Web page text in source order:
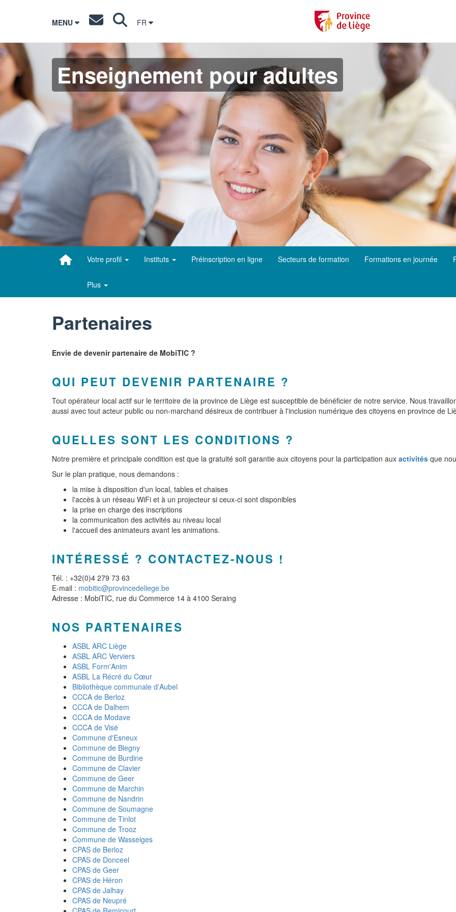
MENU FR
Enseignement pour adultes
Votre profil Instituts Préinscription en ligne Secteurs de formation Formations en journée
Plus
Partenaires
Envie de devenir partenaire de MobiTIC ?
QUI PEUT DEVENIR PARTENAIRE ?
Tout opérateur local actif sur le territoire de la province de Liège est susceptible de bénéficier de notre service. Nous
aussi avec tout acteur public ou non-marchand désireux de contribuer à l'inclusion numérique des citoyens en province de
QUELLES SONT LES CONDITIONS ?
Notre première et principale condition est que la gratuité soit garantie aux citoyens pour la participation aux activités que
Sur le plan pratique, nous demandons :
la mise à disposition d'un local, tables et chaises
l'accès à un réseau WiFi et à un projecteur si ceux-ci sont disponibles
la prise en charge des inscriptions
la communication des activités au niveau local
l'accueil des animateurs avant les animations.
INTÉRESSÉ ? CONTACTEZ-NOUS !
Tél. : +32(0)4 279 73 63
E-mail : mobitic@provincedeliege.be
Adresse : MobiTIC, rue du Commerce 14 à 4100 Seraing
NOS PARTENAIRES
ASBL ARC Liège
ASBL ARC Verviers
ASBL Form'Anim
ASBL La Récré du Cœur
Bibliothèque communale d'Aubel
CCCA de Berloz
CCCA de Dalhem
CCCA de Modave
CCCA de Visé
Commune d'Esneux
Commune de Blegny
Commune de Burdine
Commune de Clavier
Commune de Geer
Commune de Marchin
Commune de Nandrin
Commune de Soumagne
Commune de Tinlot
Commune de Trooz
Commune de Wasseiges
CPAS de Berloz
CPAS de Donceel
CPAS de Geer
CPAS de Héron
CPAS de Jalhay
CPAS de Neupré